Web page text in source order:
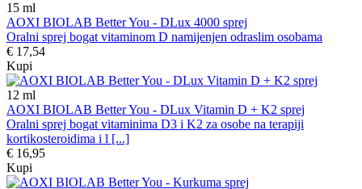
15 ml
AOXI BIOLAB Better You - DLux 4000 sprej
Oralni sprej bogat vitaminom D namijenjen odraslim osobama
€ 17,54
Kupi
12 ml
AOXI BIOLAB Better You - DLux Vitamin D + K2 sprej
Oralni sprej bogat vitaminima D3 i K2 za osobe na terapiji
kortikosteroidima i l [...]
€ 16,95
Kupi